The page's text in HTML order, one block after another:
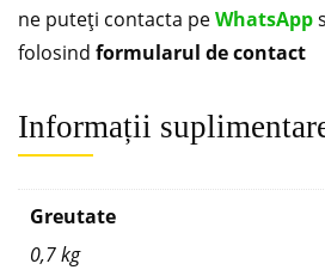
ne puteți contacta peWhatsApp
folosind formularul de contact
Informații
Greutate
0,7 kg